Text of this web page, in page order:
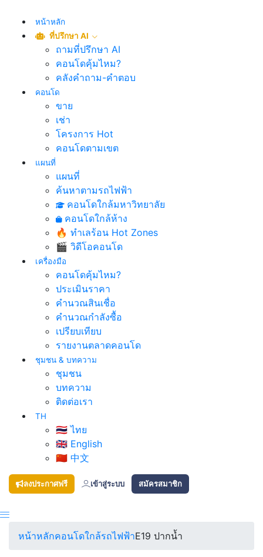
หน้าหลัก
ที่ปรึกษา AI
ถามที่ปรึกษา AI
คอนโดคุ้มไหม?
คลังคำถาม-คำตอบ
คอนโด
ขาย
เช่า
โครงการ Hot
คอนโดตามเขต
แผนที่
แผนที่
ค้นหาตามรถไฟฟ้า
คอนโดใกล้มหาวิทยาลัย
คอนโดใกล้ห้าง
🔥 ทำเลร้อน Hot Zones
🎬 วิดีโอคอนโด
เครื่องมือ
คอนโดคุ้มไหม?
ประเมินราคา
คำนวณสินเชื่อ
คำนวณกำลังซื้อ
เปรียบเทียบ
รายงานตลาดคอนโด
ชุมชน & บทความ
ชุมชน
บทความ
ติดต่อเรา
TH
🇹🇭 ไทย
🇬🇧 English
🇨🇳 中文
ลงประกาศฟรี เข้าสู่ระบบ สมัครสมาชิก
หน้าหลักคอนโดใกล้รถไฟฟ้าE19 ปากน้ำ